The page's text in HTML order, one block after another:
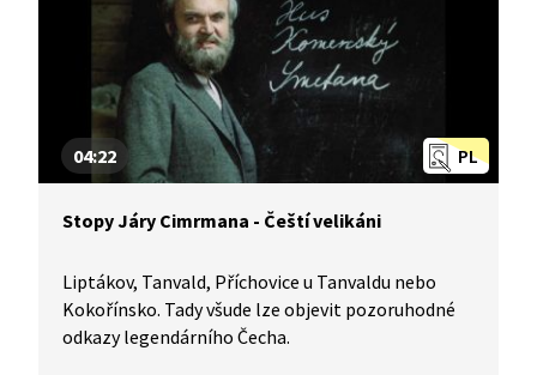
PL
04:22
Stopy Járy Cimrmana - Čeští velikáni
Liptákov, Tanvald, Příchovice u Tanvaldu nebo
Kokořínsko. Tady všude lze objevit pozoruhodné
odkazy legendárního Čecha.